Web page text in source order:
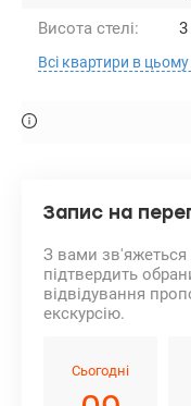
Висота стелі:
Всі квартири в
Запис на
З вами зв'яжеться
підтвердить
відвідування
екскурсію.
Сьогодні